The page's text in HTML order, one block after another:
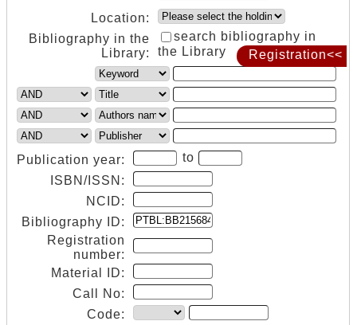
Registration<<
Location:
Bibliography in the
Library:
search bibliography in
the Library
Publication year:
to
ISBN/ISSN:
NCID:
Bibliography ID:
Registration
number:
Material ID:
Call No:
Code: